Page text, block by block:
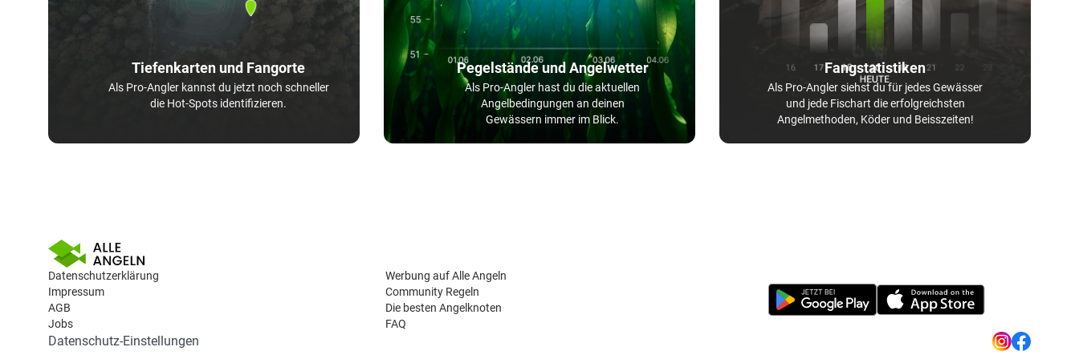
Tiefenkarten und Fangorte
Als Pro-Angler kannst du jetzt noch schneller
die Hot-Spots identifizieren.
Pegelstände und Angelwetter
Als Pro-Angler hast du die aktuellen
Angelbedingungen an deinen
Gewässern immer im Blick.
Fangstatistiken
Als Pro-Angler siehst du für jedes Gewässer
und jede Fischart die erfolgreichsten
Angelmethoden, Köder und Beisszeiten!
Datenschutzerklärung
Impressum
AGB
Jobs
Werbung auf Alle Angeln
Community Regeln
Die besten Angelknoten
FAQ
Datenschutz-Einstellungen